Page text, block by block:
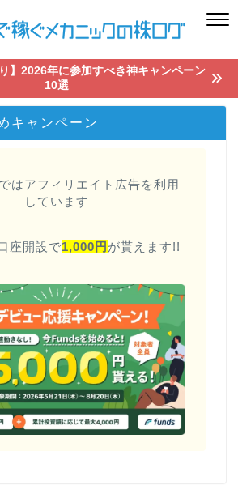
】2026年に参加すべき神キャンペーン
10選
キャンペーン!!
はアフィリエイト広告を利用
しています
座開設で1,000円 が貰えます!!